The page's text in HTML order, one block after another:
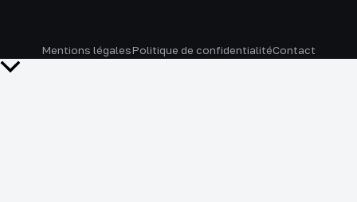
Mentions légalesPolitique de confidentialitéContact